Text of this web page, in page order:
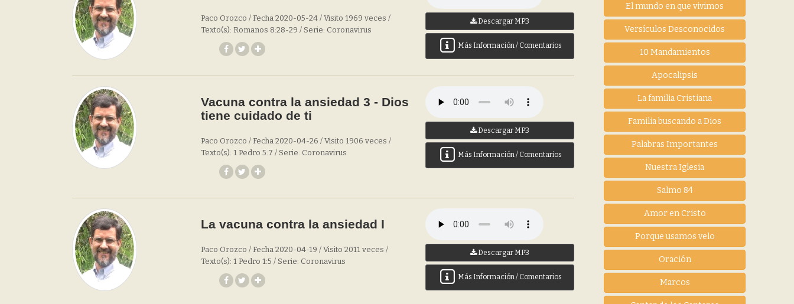
Paco Orozco / Fecha 2020-05-24 / Visito 1969 veces /
Texto(s): Romanos 8:28-29 / Serie: Coronavirus
Descargar MP3
Más Información / Comentarios
Vacuna contra la ansiedad 3 - Dios
tiene cuidado de ti
Paco Orozco / Fecha 2020-04-26 / Visito 1906 veces /
Texto(s): 1 Pedro 5:7 / Serie: Coronavirus
Descargar MP3
Más Información / Comentarios
La vacuna contra la ansiedad I
Paco Orozco / Fecha 2020-04-19 / Visito 2011 veces /
Texto(s): 1 Pedro 1:5 / Serie: Coronavirus
Descargar MP3
Más Información / Comentarios
El mundo en que vivimos
Versículos Desconocidos
10 Mandamientos
Apocalipsis
La familia Cristiana
Familia buscando a Dios
Palabras Importantes
Nuestra Iglesia
Salmo 84
Amor en Cristo
Porque usamos velo
Oración
Marcos